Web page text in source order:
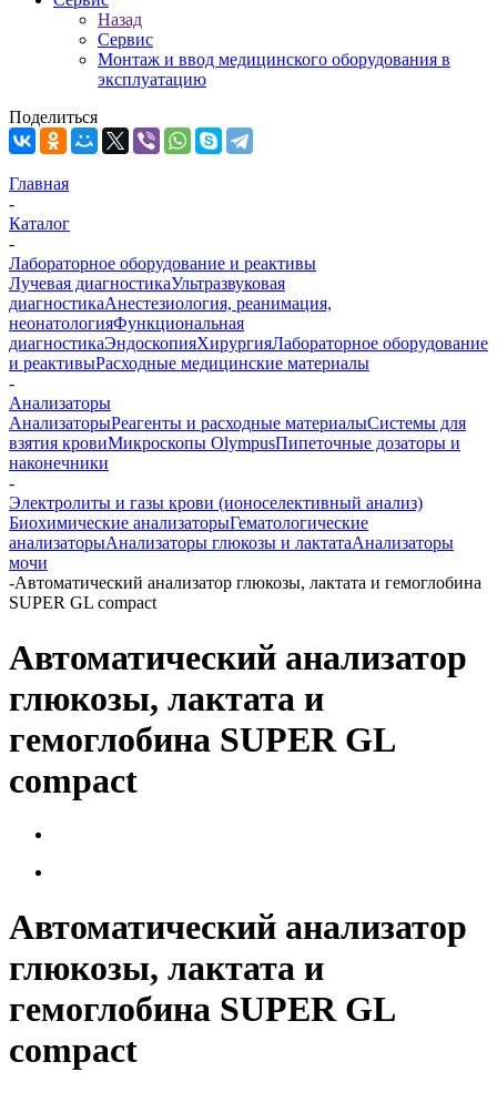
Назад
Сервис
Монтаж и ввод медицинского оборудования в
эксплуатацию
Поделиться
Главная
-
Каталог
-
Лабораторное оборудование и реактивы
Лучевая диагностикаУльтразвуковая
диагностикаАнестезиология, реанимация,
неонатологияФункциональная
диагностикаЭндоскопияХирургияЛабораторное оборудование
и реактивыРасходные медицинские материалы
-
Анализаторы
АнализаторыРеагенты и расходные материалыСистемы для
взятия кровиМикроскопы OlympusПипеточные дозаторы и
наконечники
-
Электролиты и газы крови (ионоселективный анализ)
Биохимические анализаторыГематологические
анализаторыАнализаторы глюкозы и лактатаАнализаторы
мочи
-Автоматический анализатор глюкозы, лактата и гемоглобина
SUPER GL compact
Автоматический анализатор
глюкозы, лактата и
гемоглобина SUPER GL
compact
Автоматический анализатор
глюкозы, лактата и
гемоглобина SUPER GL
compact